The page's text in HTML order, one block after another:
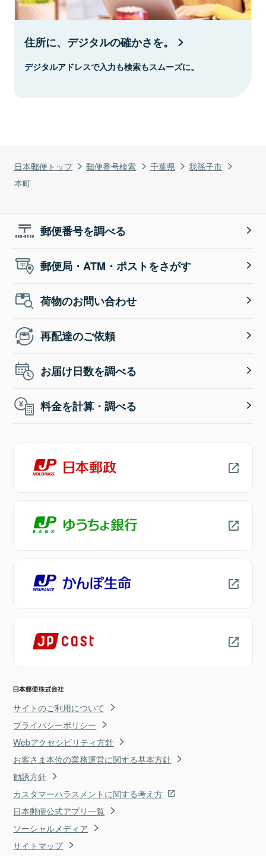
日本郵便トップ 郵便番号検索 千葉県
我孫子市
本町
住所に、デジタルの確かさを。
デジタルアドレスで入力も検索もスムーズに。
郵便番号を調べる
郵便局・ATM・ポストをさがす
荷物のお問い合わせ
再配達のご依頼
お届け日数を調べる
料金を計算・調べる
サイトのご利用について
プライバシーポリシー
Webアクセシビリティ方針
お客さま本位の業務運営に関する基本方針
勧誘方針
カスタマーハラスメントに関する考え方
日本郵便公式アプリ一覧
ソーシャルメディア
サイトマップ